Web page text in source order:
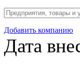
Добавить компанию
Дата